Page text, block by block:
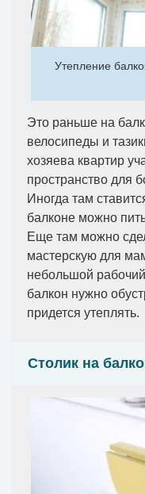
Утепление
Это раньше на
велосипеды и
хозяева квартир
пространство для
Иногда там
балконе можно
Еще там можно
мастерскую для
небольшой
балкон нужно
придется утеплять.
Столик на